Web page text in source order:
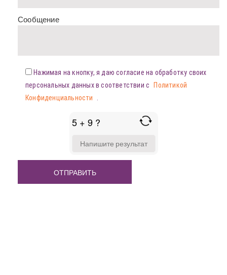
Сообщение
Нажимая на кнопку, я даю согласие на обработку своих
персональных данных в соответствии с
Политикой
Конфиденциальности
5 + 9 ?
FOR
+